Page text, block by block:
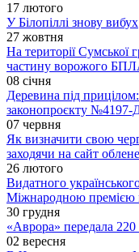
17 лютого
У Білопіллі знову вибух
27 жовтня
На території Сумської
частину ворожого
08 січня
Деревина під
законопроєкту №4197-
07 червня
Як визначити свою
заходячи на сайт
26 лютого
Видатного
Міжнародною
30 грудня
«Аврора» передала
02 вересня